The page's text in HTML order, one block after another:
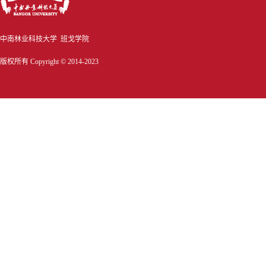
中南林业科技大学 班戈学院
版权所有 Copyright © 2014-2023